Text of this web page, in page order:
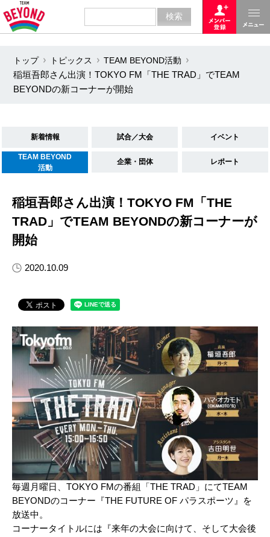
トップ トピックス
TEAM BEYOND活動
稲垣吾郎さん出演！TOKYO FM「THE TRAD」でTEAM
BEYONDの新コーナーが開始
新着情報 試合／大会 イベント
TEAM BEYOND
活動
企業・団体 レポート
稲垣吾郎さん出演！TOKYO FM「THE
TRAD」でTEAM BEYONDの新コーナーが
開始
2020.10.09
毎週月曜日、TOKYO FMの番組「THE TRAD」にてTEAM
BEYONDのコーナー『THE FUTURE OF パラスポーツ』を
放送中。
コーナータイトルには『来年の大会に向けて、そして大会後